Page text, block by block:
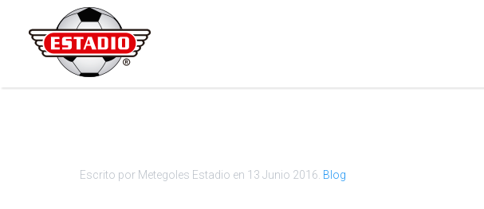
Escrito por Metegoles Estadio en 13 Junio 2016 Blog